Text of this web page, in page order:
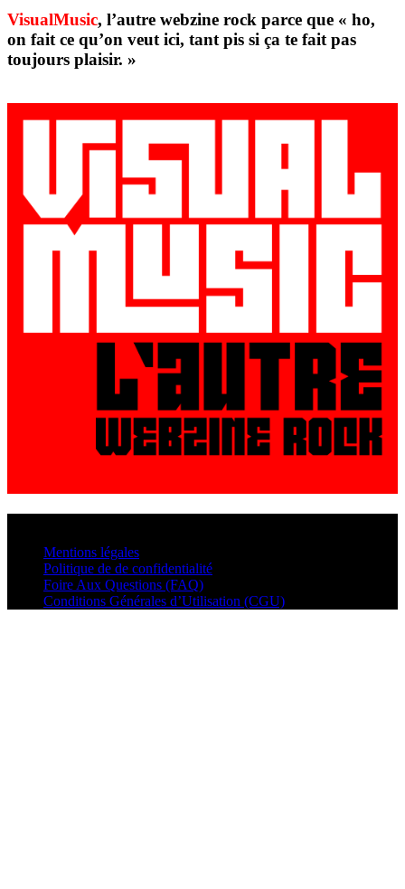
VisualMusic, l’autre webzine rock parce que « ho,
on fait ce qu’on veut ici, tant pis si ça te fait pas
toujours plaisir. »
Mentions légales
Politique de de confidentialité
Foire Aux Questions (FAQ)
Conditions Générales d’Utilisation (CGU)